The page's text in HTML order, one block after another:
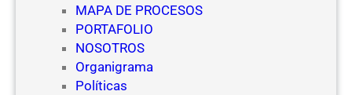
MAPA DE PROCESOS
PORTAFOLIO
NOSOTROS
Organigrama
Políticas